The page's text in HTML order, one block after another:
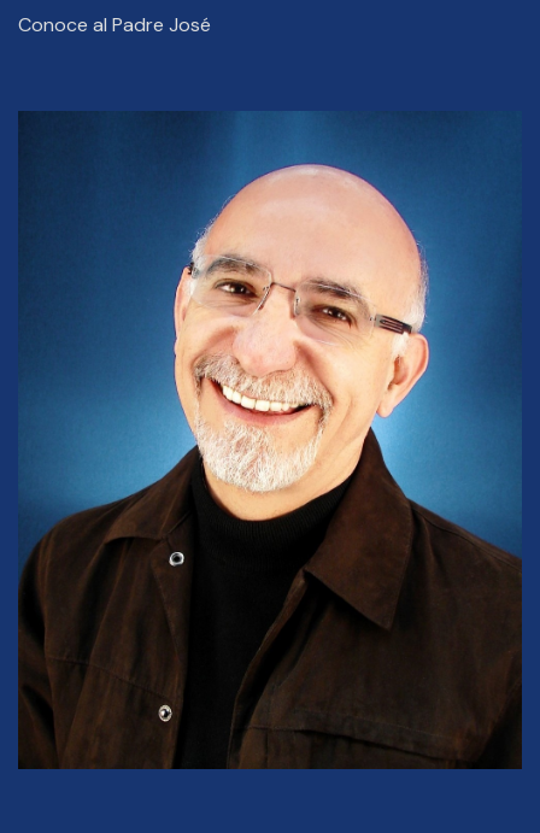
Conoce al Padre José